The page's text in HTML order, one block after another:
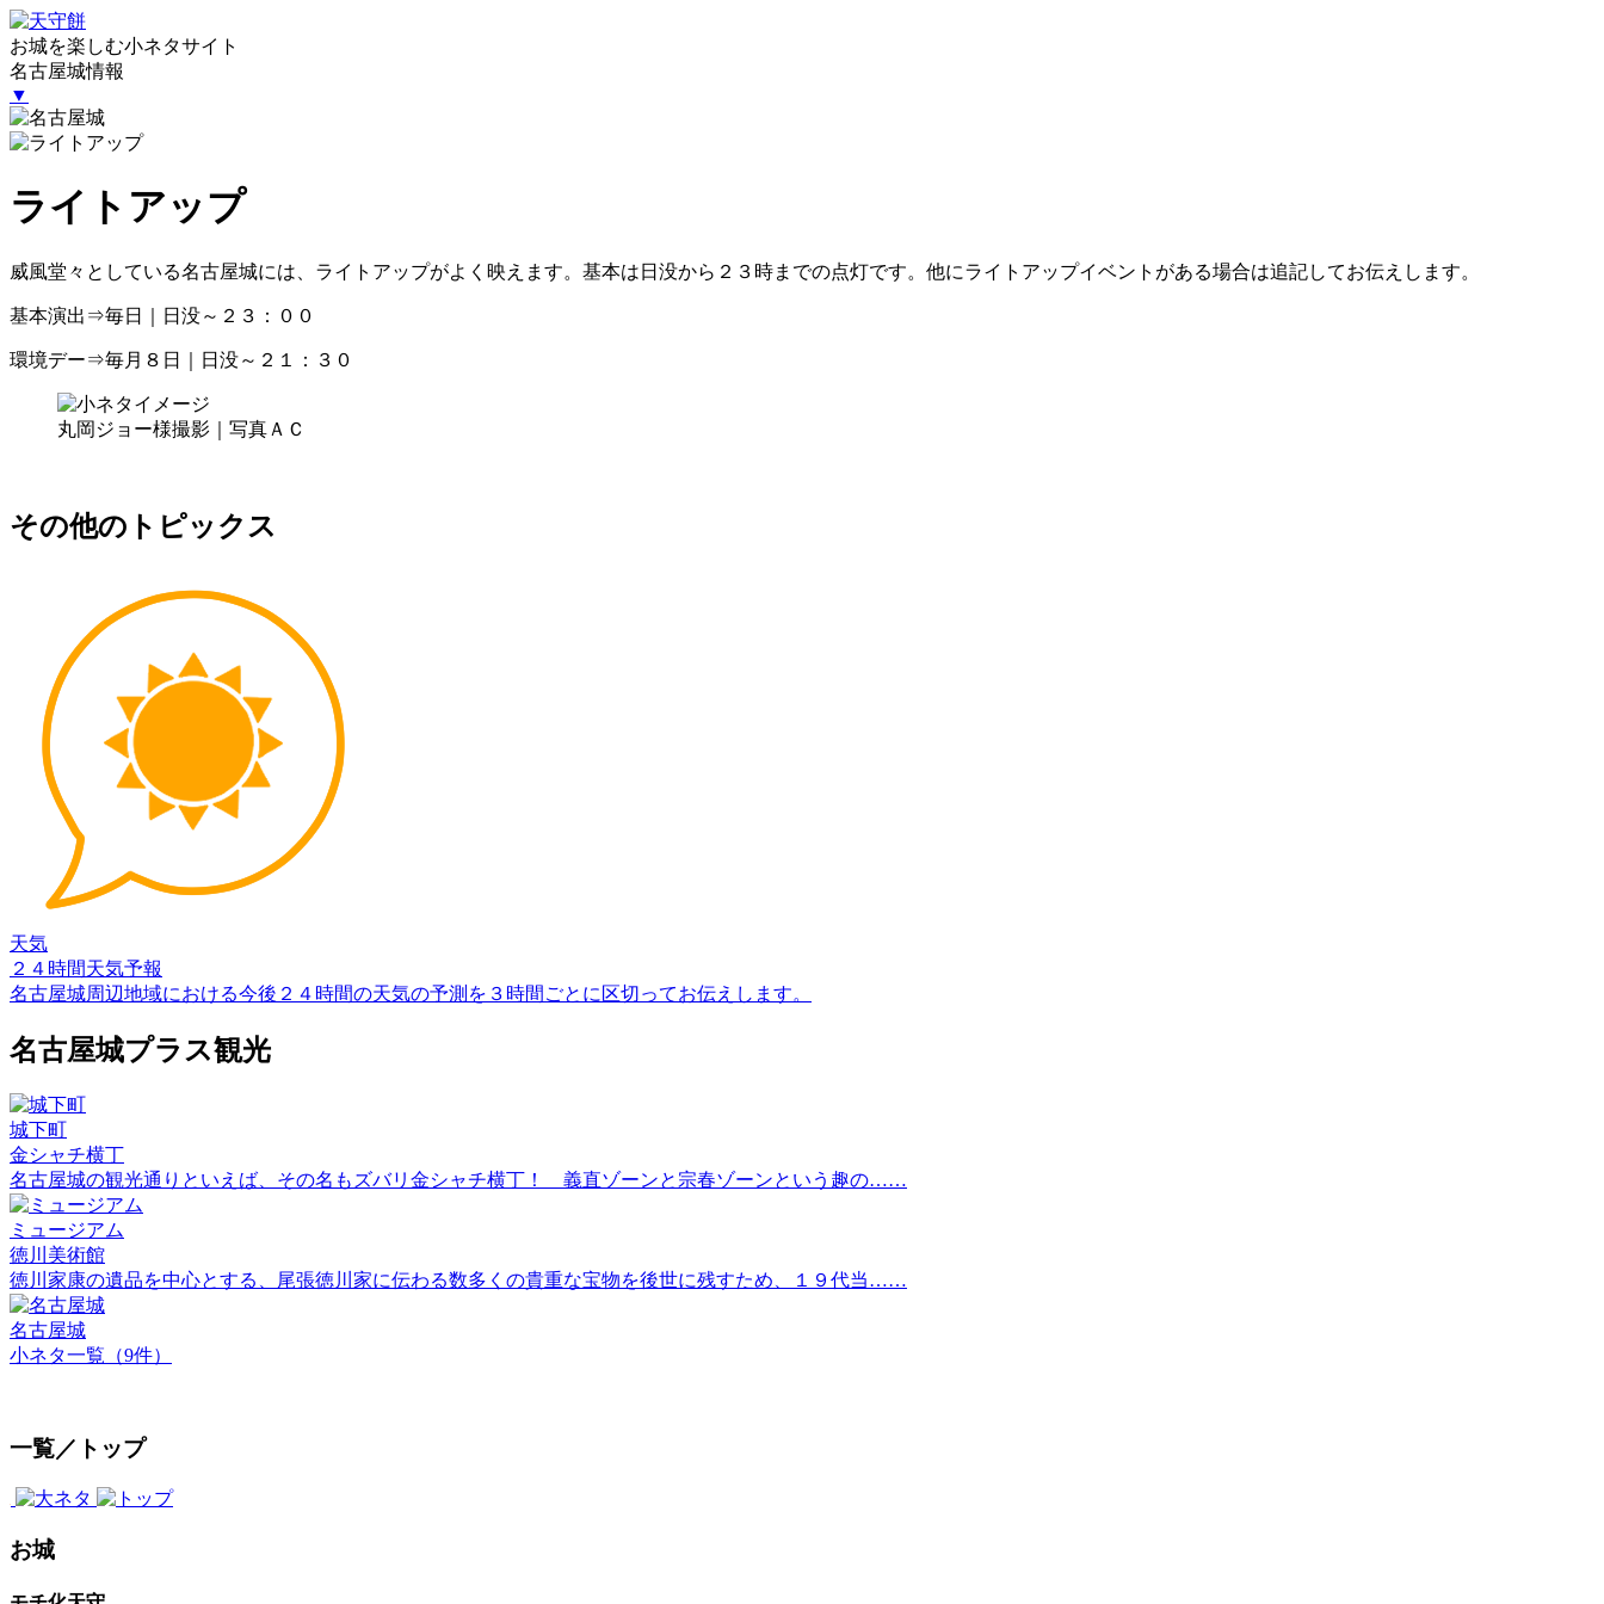
お城を楽しむ小ネタサイト
名古屋城情報
▼
ライトアップ
威風堂々としている名古屋城には、ライトアップがよく映えます。基本は日没から２３時までの点灯です。他にライトアップイベントがある場合は追記してお伝えします。
基本演出⇒毎日｜日没～２３：００
環境デー⇒毎月８日｜日没～２１：３０
丸岡ジョー様撮影｜写真ＡＣ
その他のトピックス
天気
２４時間天気予報
名古屋城周辺地域における今後２４時間の天気の予測を３時間ごとに区切ってお伝えします。
名古屋城プラス観光
城下町
金シャチ横丁
名古屋城の観光通りといえば、その名もズバリ金シャチ横丁！ 義直ゾーンと宗春ゾーンという趣の……
ミュージアム
徳川美術館
徳川家康の遺品を中心とする、尾張徳川家に伝わる数多くの貴重な宝物を後世に残すため、１９代当……
名古屋城
小ネタ一覧（9件）
一覧／トップ
お城